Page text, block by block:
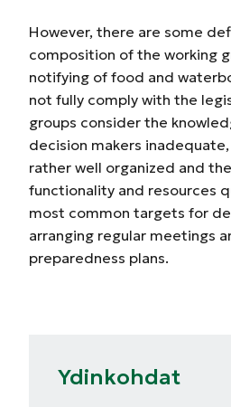
However, there are some
composition of the working
notifying of food and
not fully comply with the
groups consider the
decision makers
rather well organized and
functionality and resources
most common targets for
arranging regular meetings
preparedness plans.
Ydinkohdat